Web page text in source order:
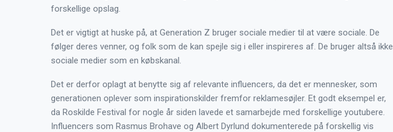
forskellige opslag.
Det er vigtigt at huske på, at Generation Z bruger sociale medier til at være sociale. De
følger deres venner, og folk som de kan spejle sig i eller inspireres af. De bruger altså ikke
sociale medier som en købskanal.
Det er derfor oplagt at benytte sig af relevante influencers, da det er mennesker, som
generationen oplever som inspirationskilder fremfor reklamesøjler. Et godt eksempel er,
da Roskilde Festival for nogle år siden lavede et samarbejde med forskellige youtubere.
Influencers som Rasmus Brohave og Albert Dyrlund dokumenterede på forskellig vis